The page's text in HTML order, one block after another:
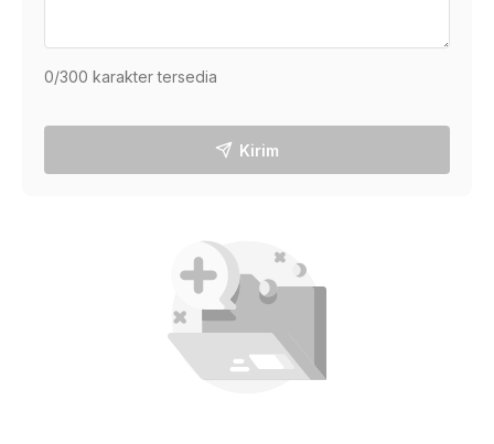
0/300 karakter tersedia
Kirim